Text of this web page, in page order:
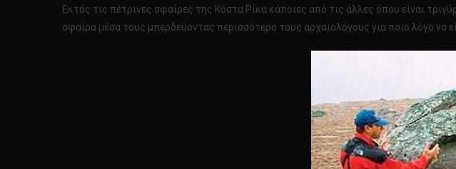
Εκτός τις πέτρινες σφαίρες της Κόστα Ρίκα κάποιες από τις άλλες όπου είναι
σφαίρα μέσα τους μπερδεύοντας περισσότερο τους αρχαιολόγους για ποιο λόγο να